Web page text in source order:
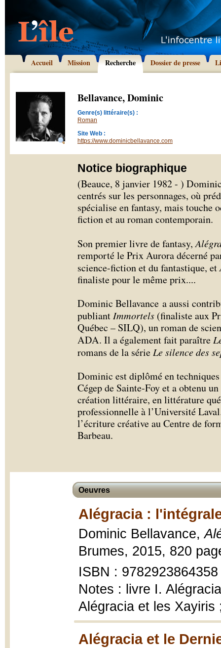
Accueil Mission Recherche Dossier de presse
Bellavance, Dominic
Genre(s) littéraire(s) :
Roman
Site Web :
https://www.dominicbellavance.com
Notice biographique
(Beauce, 8 janvier 1982 - )
centrés sur les personnages, où
spécialise en fantasy, mais touche
fiction et au roman contemporain.
Son premier livre de fantasy,
remporté le Prix Aurora décerné
science-fiction et du fantastique, et
finaliste pour le même prix....
Dominic Bellavance a aussi
publiant Immortels (finaliste aux
Québec – SILQ), un roman de
ADA. Il a également fait paraître
romans de la série Le silence des
Dominic est diplômé en
Cégep de Sainte-Foy et a obtenu
création littéraire, en littérature
professionnelle à l’Université
l’écriture créative au Centre de
Barbeau.
Oeuvres
Alégracia :
Dominic Bellavance,
Brumes, 2015, 820
ISBN : 9782923864358
Notes : livre I.
Alégracia et les
Alégracia et le